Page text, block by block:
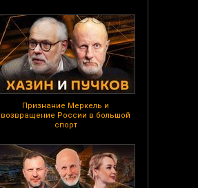
Признание Меркель и
возвращение России в большой
спорт